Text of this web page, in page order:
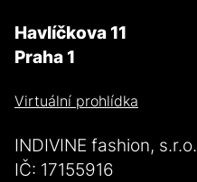
Havlíčkova 11
Praha 1
Virtuální prohlídka
INDIVINE fashion, s.r.o.
IČ: 17155916